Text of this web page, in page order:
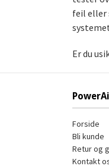
feil eller
Er du
Forside
Bli kunde
Retur og
Kontakt